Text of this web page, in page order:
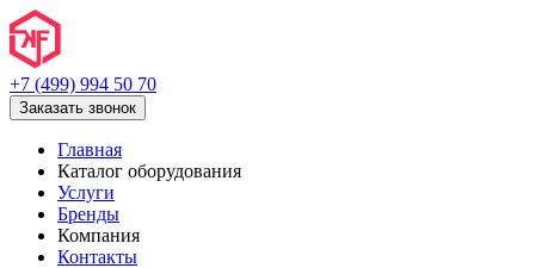
+7 (499) 994 50 70
Заказать звонок
Главная
Каталог оборудования
Услуги
Бренды
Компания
Контакты